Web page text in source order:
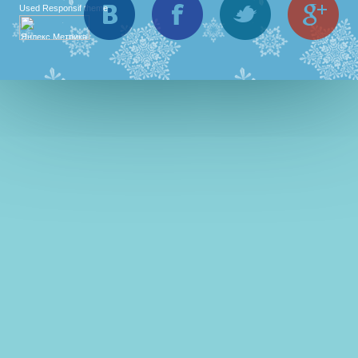
Used Responsif theme